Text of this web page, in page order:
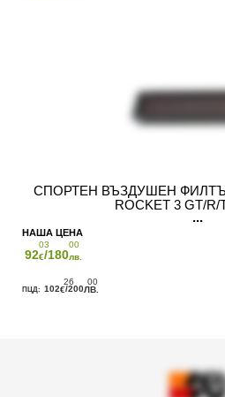
СПОРТЕН ВЪЗДУШЕН ФИЛТЪР
ROCKET 3 GT/R/
92
03
€/180
00
лв.
102
26
€/200
00
ЛВ.